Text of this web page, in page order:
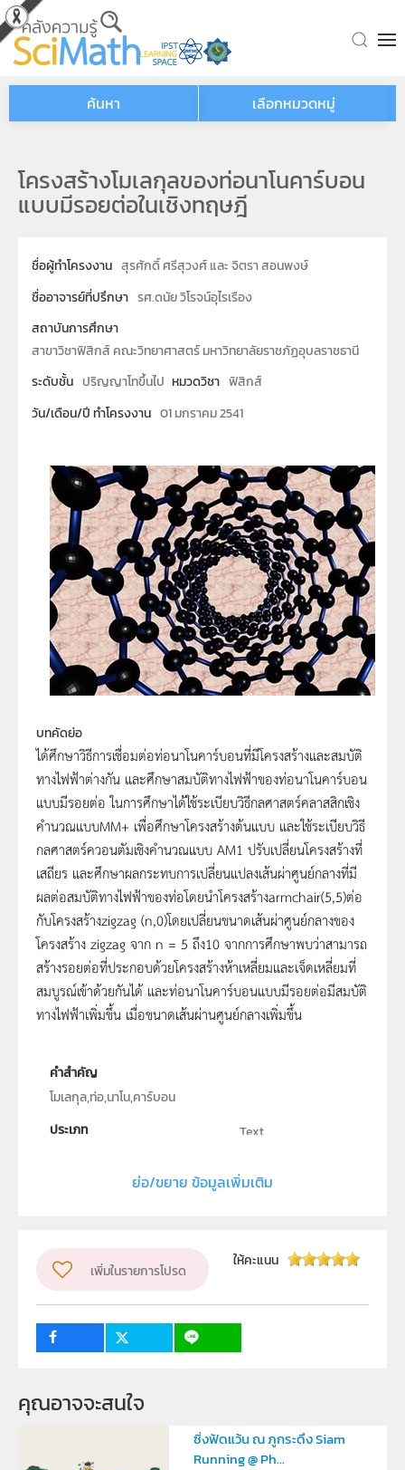
Skip to main content
ค้นหา เลือกหมวดหมู่
โครงสร้างโมเลกุลของท่อนาโนคาร์บอน
แบบมีรอยต่อในเชิงทฤษฎี
ชื่อผู้ทำโครงงาน สุรศักดิ์ ศรีสุวงศ์ และ จิตรา สอนพงษ์
ชื่ออาจารย์ที่ปรึกษา รศ.ดนัย วิโรจน์อุไรเรือง
สถาบันการศึกษา
สาขาวิชาฟิสิกส์ คณะวิทยาศาสตร์ มหาวิทยาลัยราชภัฏอุบลราชธานี
ระดับชั้น ปริญญาโทขึ้นไป หมวดวิชา ฟิสิกส์
วัน/เดือน/ปี ทำโครงงาน 01 มกราคม 2541
บทคัดย่อ
ได้ศึกษาวิธีการเชื่อมต่อท่อนาโนคาร์บอนที่มีโครงสร้างและสมบัติ
ทางไฟฟ้าต่างกัน และศึกษาสมบัติทางไฟฟ้าของท่อนาโนคาร์บอน
แบบมีรอยต่อ ในการศึกษาได้ใช้ระเบียบวิธีกลศาสตร์คลาสสิกเชิง
คำนวณแบบMM+ เพื่อศึกษาโครงสร้างต้นแบบ และใช้ระเบียบวิธี
กลศาสตร์ควอนตัมเชิงคำนวณแบบ AM1 ปรับเปลี่ยนโครงสร้างที่
เสถียร และศึกษาผลกระทบการเปลี่ยนแปลงเส้นผ่าศูนย์กลางที่มี
ผลต่อสมบัติทางไฟฟ้าของท่อโดยนำโครงสร้างarmchair(5,5)ต่อ
กับโครงสร้างzigzag (n,0)โดยเปลี่ยนขนาดเส้นผ่าศูนย์กลางของ
โครงสร้าง zigzag จาก n = 5 ถึง10 จากการศึกษาพบว่าสามารถ
สร้างรอยต่อที่ประกอบด้วยโครงสร้างห้าเหลี่ยมและเจ็ดเหลี่ยมที่
สมบูรณ์เข้าด้วยกันได้ และท่อนาโนคาร์บอนแบบมีรอยต่อมีสมบัติ
ทางไฟฟ้าเพิ่มขึ้น เมื่อขนาดเส้นผ่านศูนย์กลางเพิ่มขึ้น
คำสำคัญ
โมเลกุล,ท่อ,นาโน,คาร์บอน
ประเภท
Text
สาขาวิชาฟิสิกส์ คณะวิทยาศาสตร์ มหาวิทยาลัยราชภัฏ
สุรศักดิ์ ศรีสุวงศ์ และ จิตรา สอนพงษ์
ระดับชั้น
ม.4, ม.5, ม.6
กลุ่มเป้าหมาย
ย่อ/ขยาย ข้อมูลเพิ่มเติม
เพิ่มในรายการโปรด
ให้คะแนน
คุณอาจจะสนใจ
ซิ่งฟัดแว้น ณ ภูกระดึง Siam
Running @ Ph...